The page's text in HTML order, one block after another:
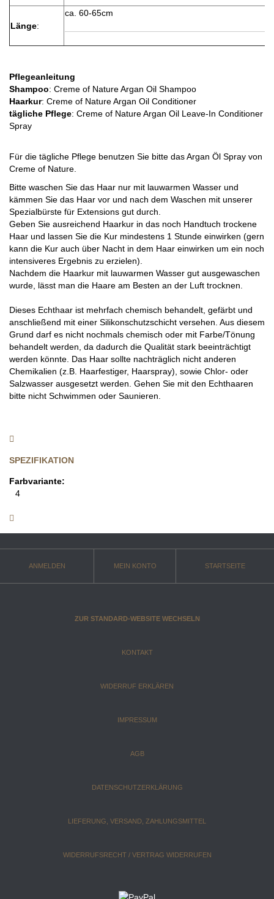
Länge:
ca. 60-65cm
Pflegeanleitung
Shampoo: Creme of Nature Argan Oil Shampoo
Haarkur: Creme of Nature Argan Oil Conditioner
tägliche Pflege: Creme of Nature Argan Oil Leave-In Conditioner
Spray
Für die tägliche Pflege benutzen Sie bitte das Argan Öl Spray von
Creme of Nature.
Bitte waschen Sie das Haar nur mit lauwarmen Wasser und
kämmen Sie das Haar vor und nach dem Waschen mit unserer
Spezialbürste für Extensions gut durch.
Geben Sie ausreichend Haarkur in das noch Handtuch trockene
Haar und lassen Sie die Kur mindestens 1 Stunde einwirken (gern
kann die Kur auch über Nacht in dem Haar einwirken um ein noch
intensiveres Ergebnis zu erzielen).
Nachdem die Haarkur mit lauwarmen Wasser gut ausgewaschen
wurde, lässt man die Haare am Besten an der Luft trocknen.
Dieses Echthaar ist mehrfach chemisch behandelt, gefärbt und
anschließend mit einer Silikonschutzschicht versehen. Aus diesem
Grund darf es nicht nochmals chemisch oder mit Farbe/Tönung
behandelt werden, da dadurch die Qualität stark beeinträchtigt
werden könnte. Das Haar sollte nachträglich nicht anderen
Chemikalien (z.B. Haarfestiger, Haarspray), sowie Chlor- oder
Salzwasser ausgesetzt werden. Gehen Sie mit den Echthaaren
bitte nicht Schwimmen oder Saunieren.
SPEZIFIKATION
Farbvariante:
4
ANMELDEN MEIN KONTO STARTSEITE
ZUR STANDARD-WEBSITE WECHSELN
KONTAKT
WIDERRUF ERKLÄREN
IMPRESSUM
AGB
DATENSCHUTZERKLÄRUNG
LIEFERUNG, VERSAND, ZAHLUNGSMITTEL
WIDERRUFSRECHT / VERTRAG WIDERRUFEN